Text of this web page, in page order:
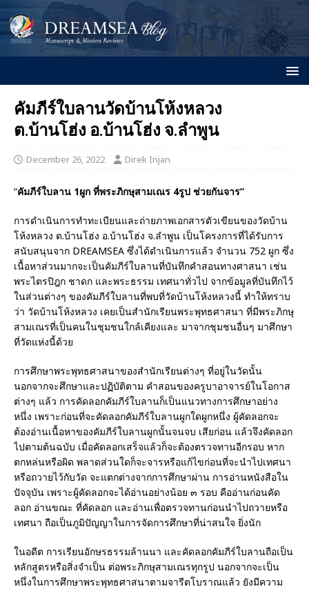
คัมภีร์ใบลานวัดบ้านโห้งหลวง
ต.บ้านโฮ่ง อ.บ้านโฮ่ง จ.ลำพูน
December 26, 2022 Direk Injan
“คัมภีร์ใบลาน 1ผูก ที่พระภิกษุสามเณร 4รูป ช่วยกันจาร”
การดำเนินการทำทะเบียนและถ่ายภาพเอกสารตัวเขียนของวัดบ้าน
โห้งหลวง ต.บ้านโฮ่ง อ.บ้านโฮ่ง จ.ลำพูน เป็นโครงการที่ได้รับการ
สนับสนุนจาก DREAMSEA ซึ่งได้ดำเนินการแล้ว จำนวน 752 ผูก ซึ่ง
เนื้อหาส่วนมากจะเป็นคัมภีร์ใบลานที่บันทึกคำสอนทางศาสนา เช่น
พระไตรปิฎก ชาดก และพระธรรม เทศนาทั่วไป จากข้อมูลที่บันทึกไว้
ในส่วนต่างๆ ของคัมภีร์ใบลานที่พบที่วัดบ้านโห้งหลวงนี้ ทำให้ทราบ
ว่า วัดบ้านโห้งหลวง เคยเป็นสำนักเรียนพระพุทธศาสนา ที่มีพระภิกษุ
สามเณรที่เป็นคนในชุมชนใกล้เคียงและ มาจากชุมชนอื่นๆ มาศึกษา
ที่วัดแห่งนี้ด้วย
การศึกษาพระพุทธศาสนาของสำนักเรียนต่างๆ ที่อยู่ในวัดนั้น
นอกจากจะศึกษาและปฏิบัติตาม คำสอนของครูบาอาจารย์ในโอกาส
ต่างๆ แล้ว การคัดลอกคัมภีร์ใบลานก็เป็นแนวทางการศึกษาอย่าง
หนึ่ง เพราะก่อนที่จะคัดลอกคัมภีร์ใบลานผูกใดผูกหนึ่ง ผู้คัดลอกจะ
ต้องอ่านเนื้อหาของคัมภีร์ใบลานผูกนั้นจนจบ เสียก่อน แล้วจึงคัดลอก
ไปตามต้นฉบับ เมื่อคัดลอกเสร็จแล้วก็จะต้องตรวจทานอีกรอบ หาก
ตกหล่นหรือผิด พลาดส่วนใดก็จะจารหรือแก้ไขก่อนที่จะนำไปเทศนา
หรือถวายไว้กับวัด จะแตกต่างจากการศึกษาผ่าน การอ่านหนังสือใน
ปัจจุบัน เพราะผู้คัดลอกจะได้อ่านอย่างน้อย ๓ รอบ คืออ่านก่อนคัด
ลอก อ่านขณะ ที่คัดลอก และอ่านเพื่อตรวจทานก่อนนำไปถวายหรือ
เทศนา ถือเป็นภูมิปัญญาในการจัดการศึกษาที่น่าสนใจ ยิ่งนัก
ในอดีต การเรียนอักษรธรรมล้านนา และคัดลอกคัมภีร์ใบลานถือเป็น
หลักสูตรหรือสิ่งจำเป็น ต่อพระภิกษุสามเณรทุกรูป นอกจากจะเป็น
หนึ่งในการศึกษาพระพุทธศาสนาตามจารีตโบราณแล้ว ยังมีความ